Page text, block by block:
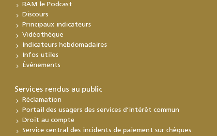
BAM le Podcast
Discours
Principaux indicateurs
Vidéothèque
Indicateurs hebdomadaires
Infos utiles
Événements
Services rendus au public
Réclamation
Portail des usagers des services d’intérêt commun
Droit au compte
Service central des incidents de paiement sur chèques